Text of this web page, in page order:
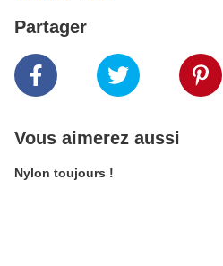
Partager
Vous aimerez aussi
Nylon toujours !